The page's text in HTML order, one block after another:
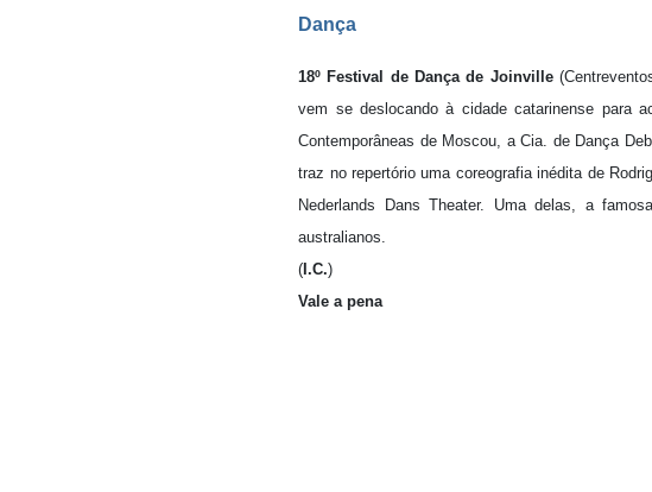
Dança
18º Festival de Dança de Joinville
vem se deslocando à cidade catarinense para
Contemporâneas de Moscou, a Cia. de Dança
traz no repertório uma coreografia inédita de
Nederlands Dans Theater. Uma delas, a
australianos.
( I.C.)
Vale a pena